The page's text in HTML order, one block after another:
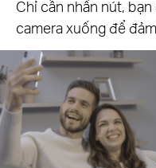
Chỉ cần nhấn nút,
camera xuống để